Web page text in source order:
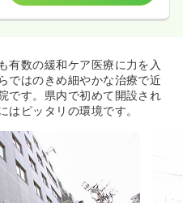
有数の緩和ケア医療に力を入
ではのきめ細やかな治療で近
です。県内で初めて開設され
はピッタリの環境です。